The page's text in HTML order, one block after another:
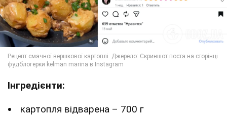
Інгредієнти:
картопля відварена – 700 г